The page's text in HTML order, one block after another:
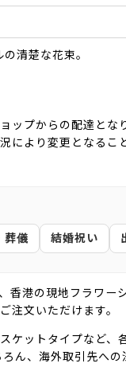
清楚な花束。
ップからの配達とな
により変更となるこ
葬儀 結婚祝い
香港の現地フラワ
注文いただけます。
ケットタイプなど、
ん、海外取引先へ